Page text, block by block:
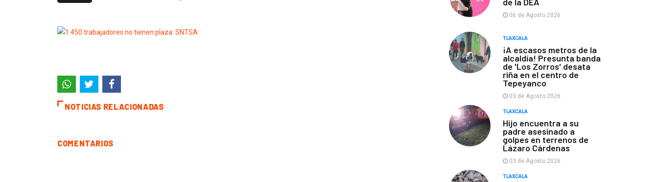
NOTICIAS RELACIONADAS
COMENTARIOS
06 de Agosto 2026
TLAXCALA
¡A escasos metros de la
alcaldía! Presunta banda
de 'Los Zorros' desata
riña en el centro de
Tepeyanco
03 de Agosto 2026
TLAXCALA
Hijo encuentra a su
padre asesinado a
golpes en terrenos de
Lázaro Cárdenas
03 de Agosto 2026
TLAXCALA